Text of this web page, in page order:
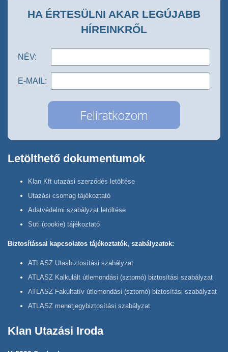
HA ÉRTESÜLNI AKAR LEGÚJABB
HÍREINKRŐL
NÉV:
E-MAIL:
Letölthető dokumentumok
Klan Kft utazási szerződés letöltése
Utazási csomag tájékoztató
Adatvédelmi szabályzat letöltése
Süti (cookie) tájékoztató
Biztosítással kapcsolatos tájékoztatók, szabályzatok:
ATLASZ Utasbiztosítási szabályzat
ATLASZ Kalkulált útlemondási (sztornó) biztosítási szabályzat
ATLASZ Fakultatív útlemondási (sztornó) biztosítási szabályzat
ATLASZ menetjegybiztosítási szabályzat
Klan Utazási Iroda